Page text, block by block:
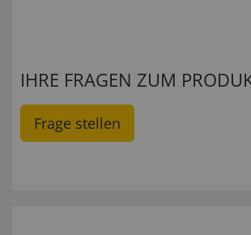
IHRE FRAGEN ZUM
Frage stellen